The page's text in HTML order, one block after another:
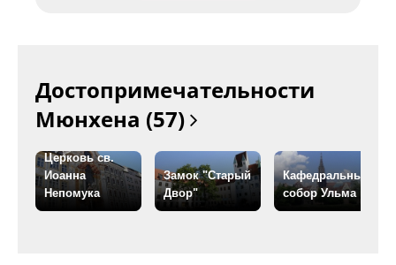
Достопримечательности
Мюнхена (57)
Церковь св.
Иоанна
Непомука
Замок "Старый
Двор"
Кафедральный
собор Ульма